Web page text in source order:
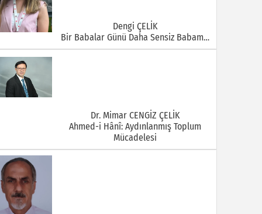
Dengi ÇELİK
Bir Babalar Günü Daha Sensiz Babam…
Dr. Mimar CENGİZ ÇELİK
Ahmed-i Hânî: Aydınlanmış Toplum
Mücadelesi